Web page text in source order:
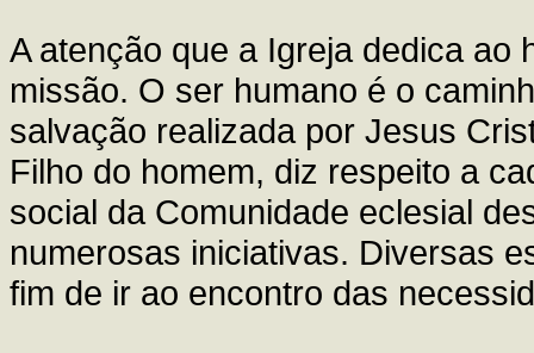
A atenção que a Igreja dedica ao
missão. O ser humano é o
salvação realizada por Jesus
Filho do homem, diz respeito a
social da Comunidade eclesial
numerosas iniciativas. Diversas
fim de ir ao encontro das